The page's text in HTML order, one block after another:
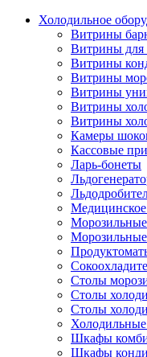
Холодильное
Витрины
Витрины для
Витрины
Витрины
Витрины
Витрины
Витрины
Камеры
Кассовые
Ларь-бонеты
Медицинское
Столы
Столы
Столы
Шкафы
Шкафы